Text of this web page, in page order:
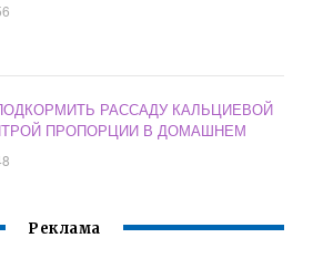
РАССАДУ КАЛЬЦИЕВОЙ
ПРОПОРЦИИ В ДОМАШНЕМ
Реклама